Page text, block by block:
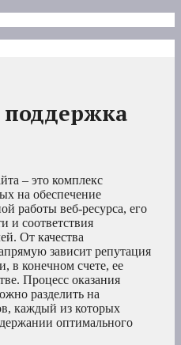
поддержка
– это комплекс
на обеспечение
работы веб-ресурса, его
и соответствия
От качества
зависит репутация
в конечном счете, ее
Процесс оказания
разделить на
каждый из которых
оптимального